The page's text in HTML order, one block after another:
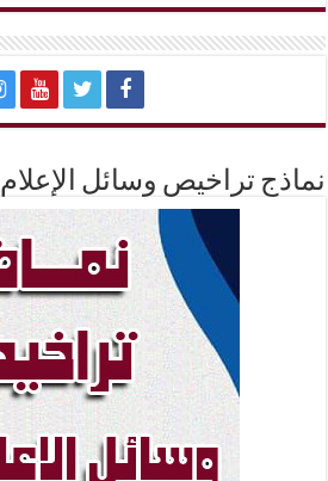
نماذج تراخيص وسائل الإعلام